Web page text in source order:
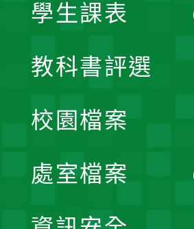
學生課表
教科書評選
校園檔案
處室檔案